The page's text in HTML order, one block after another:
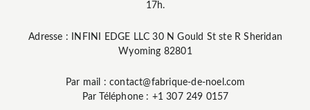
17h.
Adresse : INFINI EDGE LLC 30 N Gould St ste R Sheridan
Wyoming 82801
Par mail : contact@fabrique-de-noel.com
Par Téléphone : +1 307 249 0157